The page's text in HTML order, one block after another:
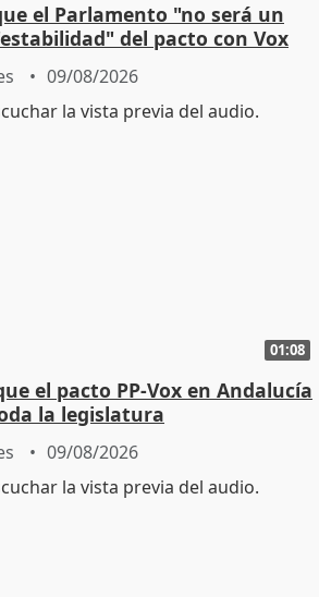
el Parlamento "no será un
del pacto con Vox
09/08/2026
01:08
el pacto PP-Vox en Andalucía
la legislatura
09/08/2026